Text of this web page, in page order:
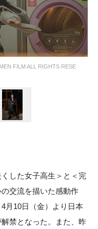
FILM ALL RIGHTS RESE
した女子高生＞と＜完
交流を描いた感動作
月10日（金）より日本
禁となった。また、昨